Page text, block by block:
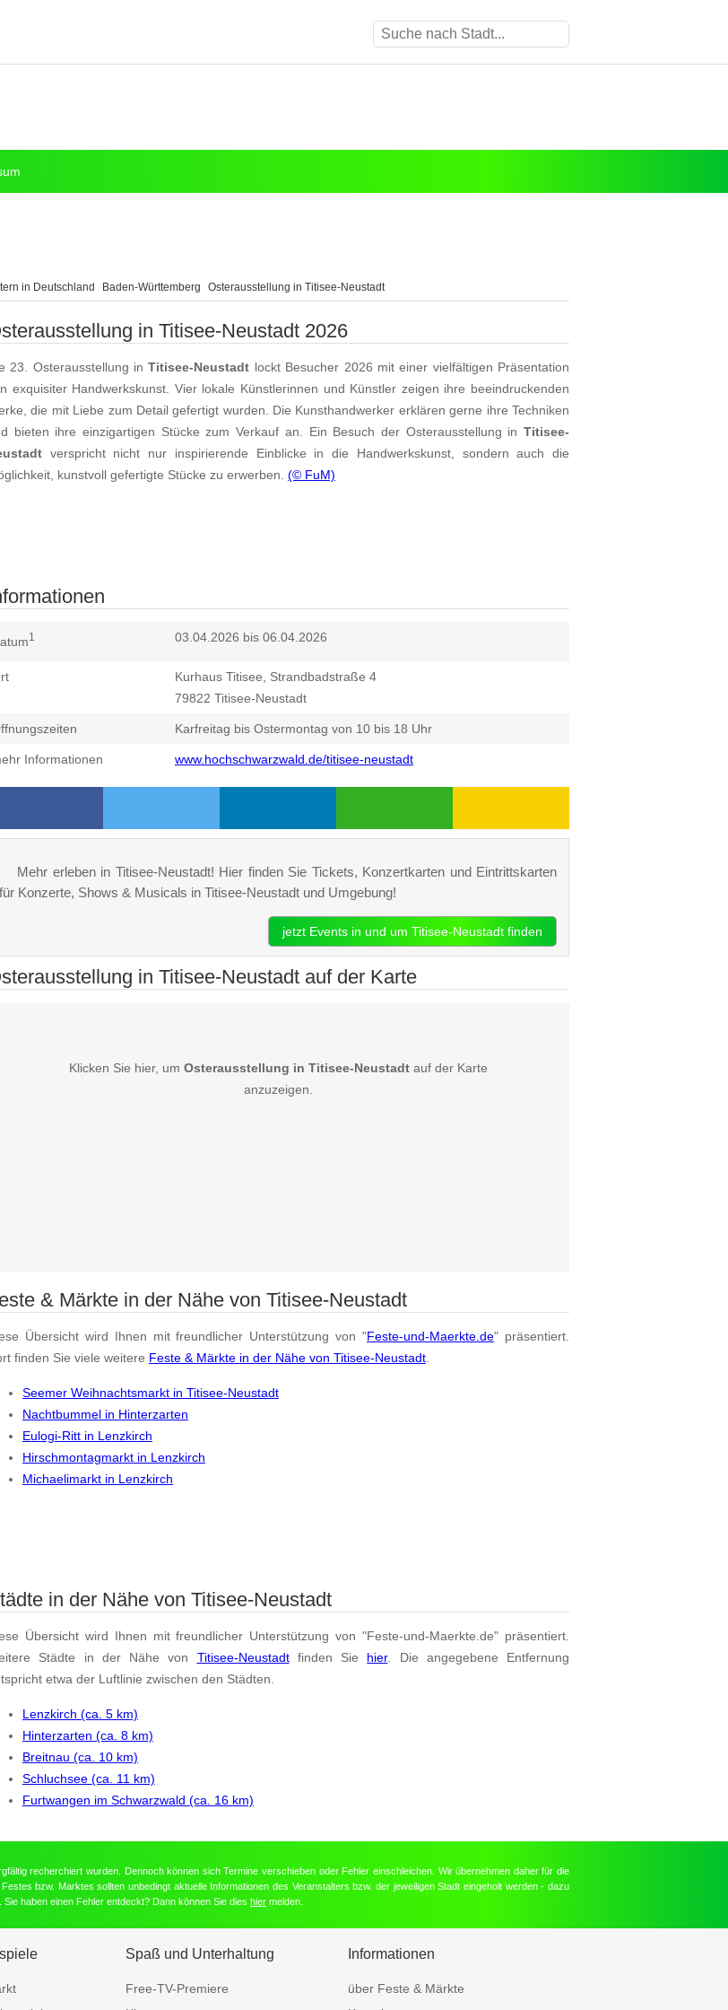
in Deutschland Baden-Württemberg Osterausstellung in Titisee-Neustadt
in Titisee-Neustadt 2026
23. Osterausstellung inTitisee-Neustadt lockt Besucher 2026 mit einer vielfältigen Präsentation
exquisiter Handwerkskunst. Vier lokale Künstlerinnen und Künstler zeigen ihre beeindruckenden
die mit Liebe zum Detail gefertigt wurden. Die Kunsthandwerker erklären gerne ihre Techniken
bieten ihre einzigartigen Stücke zum Verkauf an. Ein Besuch der Osterausstellung in Titisee-
verspricht nicht nur inspirierende Einblicke in die Handwerkskunst, sondern auch die
kunstvoll gefertigte Stücke zu erwerben. (© FuM)
1 03.04.2026 bis 06.04.2026
Kurhaus Titisee, Strandbadstraße 4
79822 Titisee-Neustadt
Karfreitag bis Ostermontag von 10 bis 18 Uhr
Informationen www.hochschwarzwald.de/titisee-neustadt
Mehr erleben in Titisee-Neustadt! Hier finden Sie Tickets, Konzertkarten und Eintrittskarten
für Konzerte, Shows & Musicals in Titisee-Neustadt und Umgebung!
jetzt Events in und um Titisee-Neustadt finden
in Titisee-Neustadt auf der Karte
Klicken Sie hier, um Osterausstellung in Titisee-Neustadtauf der Karte
anzuzeigen.
& Märkte in der Nähe von Titisee-Neustadt
Übersicht wird Ihnen mit freundlicher Unterstützung von "Feste-und-Maerkte.de" präsentiert.
finden Sie viele weitere Feste & Märkte in der Nähe von Titisee-Neustadt
Seemer Weihnachtsmarkt in Titisee-Neustadt
Nachtbummel in Hinterzarten
Eulogi-Ritt in Lenzkirch
Hirschmontagmarkt in Lenzkirch
Michaelimarkt in Lenzkirch
in der Nähe von Titisee-Neustadt
Übersicht wird Ihnen mit freundlicher Unterstützung von "Feste-und-Maerkte.de" präsentiert.
Städte in der Nähe von Titisee-Neustadtfinden Sie hier. Die angegebene Entfernung
etwa der Luftlinie zwischen den Städten.
Lenzkirch (ca. 5 km)
Hinterzarten (ca. 8 km)
Breitnau (ca. 10 km)
Schluchsee (ca. 11 km)
Furtwangen im Schwarzwald (ca. 16 km)
recherchiert wurden. Dennoch können sich Termine verschieben oder Fehler einschleichen. Wir übernehmen daher für die
bzw. Marktes sollten unbedingt aktuelle Informationen des Veranstalters bzw. der jeweiligen Stadt eingeholt werden - dazu
haben einen Fehler entdeckt? Dann können Sie dies hier melden.
Spaß und Unterhaltung
Free-TV-Premiere
Informationen
über Feste & Märkte